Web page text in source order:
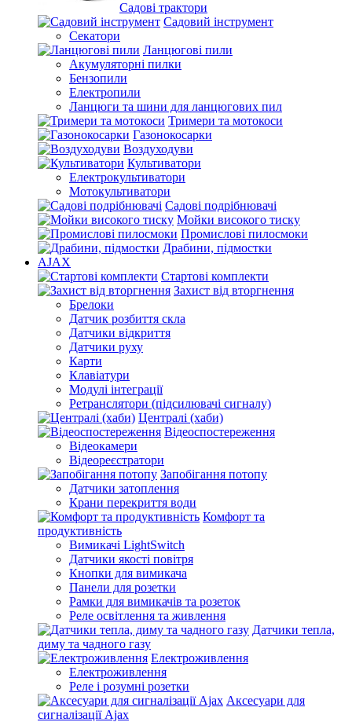
Садові трактори
Садовий інструмент
Секатори
Ланцюгові пили
Акумуляторні пилки
Бензопили
Електропили
Ланцюги та шини для ланцюгових пил
Тримери та мотокоси
Газонокосарки
Воздуходуви
Культиватори
Електрокультиватори
Мотокультиватори
Садові подрібнювачі
Мойки високого тиску
Промислові пилосмоки
Драбини, підмостки
AJAX
Стартові комплекти
Захист від вторгнення
Брелоки
Датчик розбиття скла
Датчики відкриття
Датчики руху
Карти
Клавіатури
Модулі інтеграції
Ретранслятори (підсилювачі сигналу)
Централі (хаби)
Відеоспостереження
Відеокамери
Відеореєстратори
Запобігання потопу
Датчики затоплення
Крани перекриття води
Комфорт та
продуктивність
Вимикачі LightSwitch
Датчики якості повітря
Кнопки для вимикача
Панели для розетки
Рамки для вимикачів та розеток
Реле освітлення та живлення
Датчики тепла,
диму та чадного газу
Електроживлення
Електроживлення
Реле і розумні розетки
Аксесуари для
сигналізації Ajax